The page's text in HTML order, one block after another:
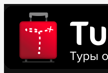
content